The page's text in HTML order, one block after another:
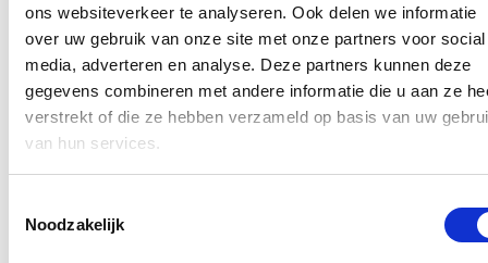
ons websiteverkeer te analyseren. Ook delen we informatie
over uw gebruik van onze site met onze partners voor social
media, adverteren en analyse. Deze partners kunnen deze
gegevens combineren met andere informatie die u aan ze
verstrekt of die ze hebben verzameld op basis van uw
van hun services.
Noodzakelijk
Nieuwe speeltuin in Ter Durmenpark komt er nog
dit jaar
05/08/26
Speelzones in de buurt zijn belangrijke ontmoetingsplaatsen voor
kinderen, ouders en buurtbewoners. Ze dragen bij aan de
leefbaarheid van de wijk en bieden kinderen de mogelijkheid om
Lees meer